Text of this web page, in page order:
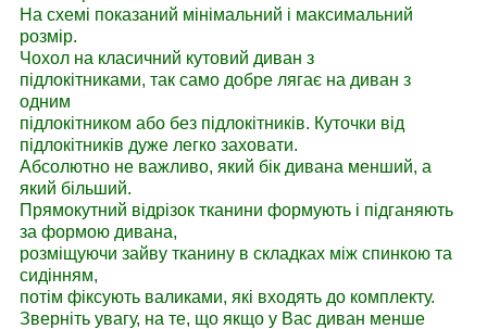
На схемі показаний мінімальний і максимальний
розмір.
Чохол на класичний кутовий диван з
підлокітниками, так само добре лягає на диван з
одним
підлокітником або без підлокітників. Куточки від
підлокітників дуже легко заховати.
Абсолютно не важливо, який бік дивана менший, а
який більший.
Прямокутний відрізок тканини формують і підганяють
за формою дивана,
розміщуючи зайву тканину в складках між спинкою та
сидінням,
потім фіксують валиками, які входять до комплекту.
Зверніть увагу, на те, що якщо у Вас диван менше